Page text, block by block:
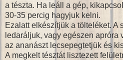
a tészta. Ha leáll a gép,
30-35 percig hagyjuk kelni.
Ezalatt elkészítjük a tölteléket. A
ledaráljuk, vagy egészen apróra
az ananászt lecsepegtetjük és
A megkelt tésztát lisztezett